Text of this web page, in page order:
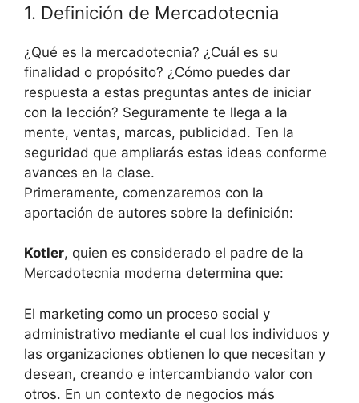
1. Definición de Mercadotecnia
¿Qué es la mercadotecnia? ¿Cuál es su
finalidad o propósito? ¿Cómo puedes dar
respuesta a estas preguntas antes de iniciar
con la lección? Seguramente te llega a la
mente, ventas, marcas, publicidad. Ten la
seguridad que ampliarás estas ideas conforme
avances en la clase.
Primeramente, comenzaremos con la
aportación de autores sobre la definición:
Kotler, quien es considerado el padre de la
Mercadotecnia moderna determina que:
El marketing como un proceso social y
administrativo mediante el cual los individuos y
las organizaciones obtienen lo que necesitan y
desean, creando e intercambiando valor con
otros. En un contexto de negocios más